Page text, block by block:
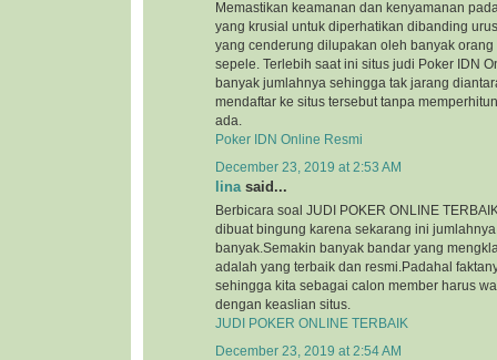
Memastikan keamanan dan kenyamanan
yang krusial untuk diperhatikan dibanding
yang cenderung dilupakan oleh banyak
sepele. Terlebih saat ini situs judi Poker IDN
banyak jumlahnya sehingga tak jarang
mendaftar ke situs tersebut tanpa
ada.
Poker IDN Online Resmi
December 23, 2019 at 2:53 AM
linasaid...
Berbicara soal JUDI POKER ONLINE
dibuat bingung karena sekarang ini
banyak.Semakin banyak bandar yang
adalah yang terbaik dan resmi.Padahal
sehingga kita sebagai calon member harus
dengan keaslian situs.
JUDI POKER ONLINE TERBAIK
December 23, 2019 at 2:54 AM